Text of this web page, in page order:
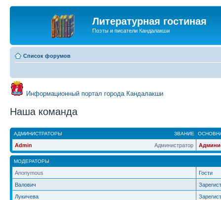
Литературная гостиная
Поэты и писатели Кандалакши
Список форумов
Информационный портал города Кандалакши
Наша команда
ЗВАНИЕ
АДМИНИСТРАТОРЫ
Администратор
Admin
МОДЕРАТОРЫ
Anonymous
Гости
Валович
Лукичева